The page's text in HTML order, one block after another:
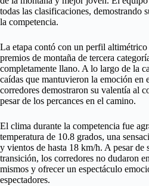
todas las clasificaciones, demostrando
la competencia.
La etapa contó con un perfil altimétrico
premios de montaña de tercera
completamente llano. A lo largo de la
caídas que mantuvieron la emoción en
corredores demostraron su valentía al
pesar de los percances en el camino.
El clima durante la competencia fue
temperatura de 10.8 grados, una
y vientos de hasta 18 km/h. A pesar de
transición, los corredores no dudaron
mismos y ofrecer un espectáculo
espectadores.